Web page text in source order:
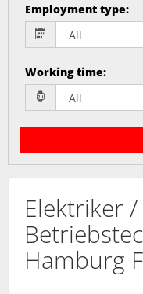
Employment type:
Working time:
Elektriker
Hamburg